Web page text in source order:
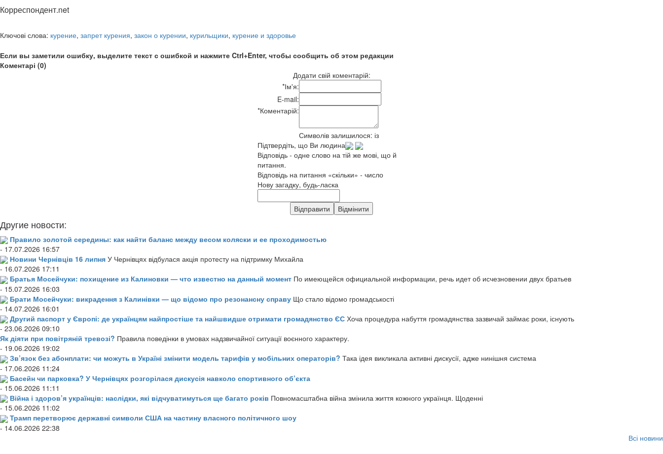
Корреспондент.net
Ключові слова: курение, запрет курения, закон о курении, курильщики, курение и здоровье
Если вы заметили ошибку, выделите текст с ошибкой и нажмите Ctrl+Enter, чтобы сообщить об этом редакции
Коментарі (0)
Додати свій коментарій:
*Ім'я:
E-mail:
*Коментарій:
Символів залишилося: із
Підтвердіть, що Ви людина
Відповідь - одне слово на тій же мові, що й
питання.
Відповідь на питання «скільки» - число
Нову загадку, будь-ласка
Другие новости:
Правило золотой середины: как найти баланс между весом коляски и ее проходимостью
- 17.07.2026 16:57
Новини Чернівців 16 липня У Чернівцях відбулася акція протесту на підтримку Михайла
- 16.07.2026 17:11
Братья Мосейчуки: похищение из Калиновки — что известно на данный момент По имеющейся официальной информации, речь идет об исчезновении двух братьев
- 15.07.2026 16:03
Брати Мосейчуки: викрадення з Калинівки — що відомо про резонансну справу Що стало відомо громадськості
- 14.07.2026 16:01
Другий паспорт у Європі: де українцям найпростіше та найшвидше отримати громадянство ЄС Хоча процедура набуття громадянства зазвичай займає роки, існують
- 23.06.2026 09:10
Як діяти при повітряній тревозі? Правила поведінки в умовах надзвичайної ситуації воєнного характеру.
- 19.06.2026 19:02
Зв’язок без абонплати: чи можуть в Україні змінити модель тарифів у мобільних операторів? Така ідея викликала активні дискусії, адже нинішня система
- 17.06.2026 11:24
Басейн чи парковка? У Чернівцях розгорілася дискусія навколо спортивного об’єкта
- 15.06.2026 11:11
Війна і здоров’я українців: наслідки, які відчуватимуться ще багато років Повномасштабна війна змінила життя кожного українця. Щоденні
- 15.06.2026 11:02
Трамп перетворює державні символи США на частину власного політичного шоу
- 14.06.2026 22:38
Всі новини